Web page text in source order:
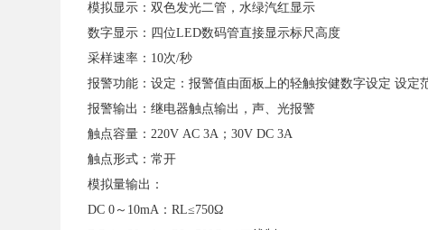
模拟显示：双色发光二管，水绿汽红显示
数字显示：四位LED数码管直接显示标尺高度
采样速率：10次/秒
报警功能：设定：报警值由面板上的轻触按健数字设定 设定
报警输出：继电器触点输出，声、光报警
触点容量：220V AC 3A；30V DC 3A
触点形式：常开
模拟量输出：
DC 0～10mA：RL≤750Ω